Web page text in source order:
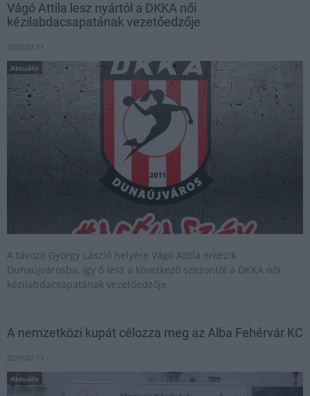
Vágó Attila lesz nyártól a DKKA női
kézilabdacsapatának vezetőedzője
2020.03.11
Aktuális
A távozó György László helyére Vágó Attila érkezik
Dunaújvárosba, így ő lesz a következő szezontól a DKKA női
kézilabdacsapatának vezetőedzője.
A nemzetközi kupát célozza meg az Alba Fehérvár KC
2019.07.11
Aktuális